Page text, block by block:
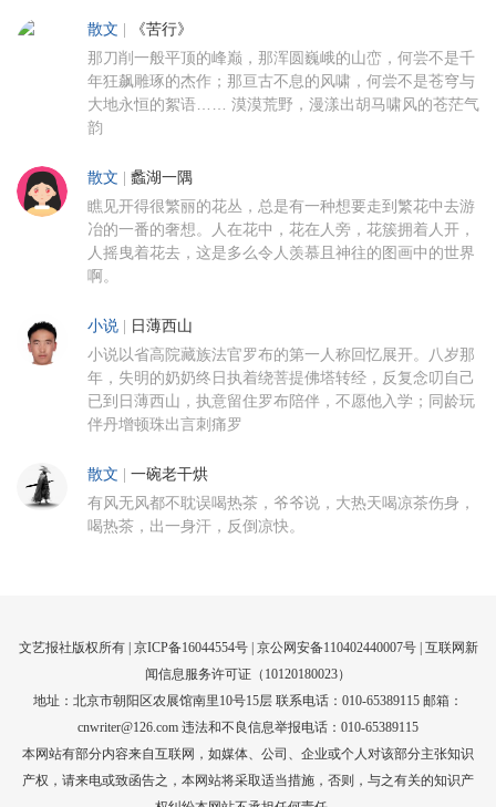
散文 《苦行》
那刀削一般平顶的峰巅，那浑圆巍峨的山峦，何尝不是千
年狂飙雕琢的杰作；那亘古不息的风啸，何尝不是苍穹与
大地永恒的絮语…… 漠漠荒野，漫漾出胡马啸风的苍茫气
韵
散文 蠡湖一隅
瞧见开得很繁丽的花丛，总是有一种想要走到繁花中去游
冶的一番的奢想。人在花中，花在人旁，花簇拥着人开，
人摇曳着花去，这是多么令人羡慕且神往的图画中的世界
啊。
小说 日薄西山
小说以省高院藏族法官罗布的第一人称回忆展开。八岁那
年，失明的奶奶终日执着绕菩提佛塔转经，反复念叨自己
已到日薄西山，执意留住罗布陪伴，不愿他入学；同龄玩
伴丹增顿珠出言刺痛罗
散文 一碗老干烘
有风无风都不耽误喝热茶，爷爷说，大热天喝凉茶伤身，
喝热茶，出一身汗，反倒凉快。
文艺报社版权所有 | 京ICP备16044554号| 京公网安备110402440007号 | 互联网新
闻信息服务许可证（10120180023）
地址：北京市朝阳区农展馆南里10号15层 联系电话：010-65389115 邮箱：
cnwriter@126.com 违法和不良信息举报电话：010-65389115
本网站有部分内容来自互联网，如媒体、公司、企业或个人对该部分主张知识
产权，请来电或致函告之，本网站将采取适当措施，否则，与之有关的知识产